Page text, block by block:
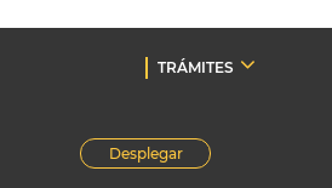
TRÁMITES
Desplegar